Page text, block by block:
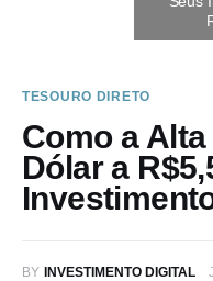
TESOURO DIRETO
Como a
Dólar a
BY INVESTIMENTO DIGITAL